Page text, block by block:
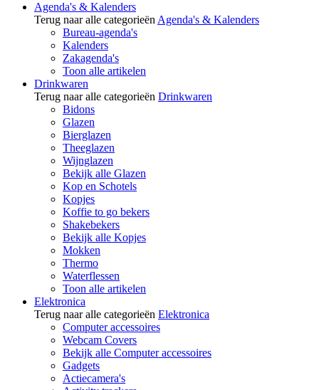
Agenda's & Kalenders
Terug naar alle categorieën Agenda's & Kalenders
Bureau-agenda's
Kalenders
Zakagenda's
Toon alle artikelen
Drinkwaren
Terug naar alle categorieën Drinkwaren
Bidons
Glazen
Bierglazen
Theeglazen
Wijnglazen
Bekijk alle Glazen
Kop en Schotels
Kopjes
Koffie to go bekers
Shakebekers
Bekijk alle Kopjes
Mokken
Thermo
Waterflessen
Toon alle artikelen
Elektronica
Terug naar alle categorieën Elektronica
Computer accessoires
Webcam Covers
Bekijk alle Computer accessoires
Gadgets
Actiecamera's